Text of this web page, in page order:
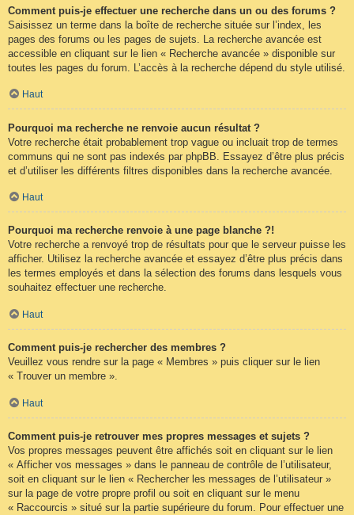
Comment puis-je effectuer une recherche dans un ou des forums ?
Saisissez un terme dans la boîte de recherche située sur l’index, les
pages des forums ou les pages de sujets. La recherche avancée est
accessible en cliquant sur le lien « Recherche avancée » disponible sur
toutes les pages du forum. L’accès à la recherche dépend du style utilisé.
Haut
Pourquoi ma recherche ne renvoie aucun résultat ?
Votre recherche était probablement trop vague ou incluait trop de termes
communs qui ne sont pas indexés par phpBB. Essayez d’être plus précis
et d’utiliser les différents filtres disponibles dans la recherche avancée.
Haut
Pourquoi ma recherche renvoie à une page blanche ?!
Votre recherche a renvoyé trop de résultats pour que le serveur puisse les
afficher. Utilisez la recherche avancée et essayez d’être plus précis dans
les termes employés et dans la sélection des forums dans lesquels vous
souhaitez effectuer une recherche.
Haut
Comment puis-je rechercher des membres ?
Veuillez vous rendre sur la page « Membres » puis cliquer sur le lien
« Trouver un membre ».
Haut
Comment puis-je retrouver mes propres messages et sujets ?
Vos propres messages peuvent être affichés soit en cliquant sur le lien
« Afficher vos messages » dans le panneau de contrôle de l’utilisateur,
soit en cliquant sur le lien « Rechercher les messages de l’utilisateur »
sur la page de votre propre profil ou soit en cliquant sur le menu
« Raccourcis » situé sur la partie supérieure du forum. Pour effectuer une